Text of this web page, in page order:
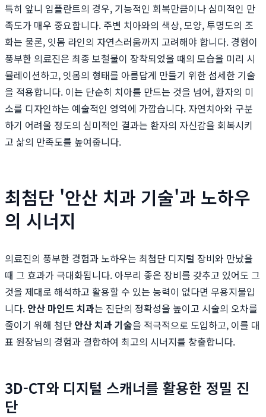
특히 앞니 임플란트의 경우, 기능적인 회복만큼이나 심미적인 만
족도가 매우 중요합니다. 주변 치아와의 색상, 모양, 투명도의 조
화는 물론, 잇몸 라인의 자연스러움까지 고려해야 합니다. 경험이
풍부한 의료진은 최종 보철물이 장착되었을 때의 모습을 미리 시
뮬레이션하고, 잇몸의 형태를 아름답게 만들기 위한 섬세한 기술
을 적용합니다. 이는 단순히 치아를 만드는 것을 넘어, 환자의 미
소를 디자인하는 예술적인 영역에 가깝습니다. 자연치아와 구분
하기 어려울 정도의 심미적인 결과는 환자의 자신감을 회복시키
고 삶의 만족도를 높여줍니다.
최첨단 '안산 치과 기술'과 노하우
의 시너지
의료진의 풍부한 경험과 노하우는 최첨단 디지털 장비와 만났을
때 그 효과가 극대화됩니다. 아무리 좋은 장비를 갖추고 있어도 그
것을 제대로 해석하고 활용할 수 있는 능력이 없다면 무용지물입
니다. 안산 마인드 치과는 진단의 정확성을 높이고 시술의 오차를
줄이기 위해 첨단 안산 치과 기술을 적극적으로 도입하고, 이를 대
표 원장님의 경험과 결합하여 최고의 시너지를 창출합니다.
3D-CT와 디지털 스캐너를 활용한 정밀 진
단